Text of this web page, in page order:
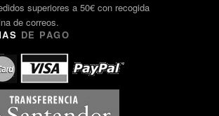
superiores a 50€ con recogida
de correos.
DE PAGO